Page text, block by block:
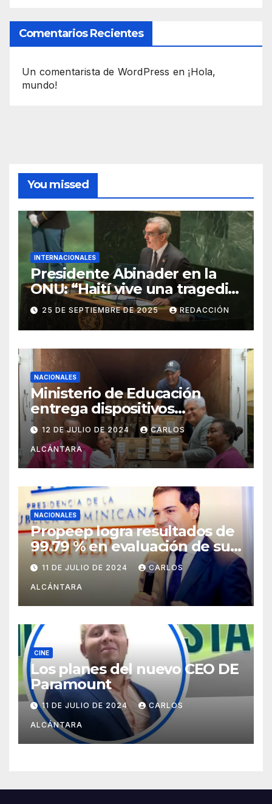
Comentarios Recientes
Un comentarista de WordPress en ¡Hola,
mundo!
You missed
INTERNACIONALES
Presidente Abinader en la
ONU: “Haití vive una tragedia
humana sin precedentes”
25 DE SEPTIEMBRE DE 2025 REDACCIÓN
NACIONALES
Ministerio de Educación
entrega dispositivos
electrónicos al Distrito15-05
12 DE JULIO DE 2024 CARLOS
ALCÁNTARA
NACIONALES
Propeep logra resultados de
99.79 % en evaluación de sus
funciones por la Dirección de
Ética e Integridad
Gubernamental
11 DE JULIO DE 2024 CARLOS
ALCÁNTARA
CINE
Los planes del nuevo CEO DE
Paramount
11 DE JULIO DE 2024 CARLOS
ALCÁNTARA